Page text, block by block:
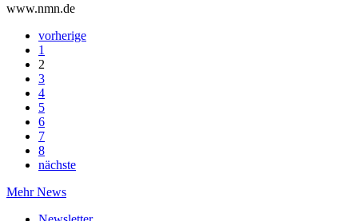
www.nmn.de
vorherige
1
2
3
4
5
6
7
8
nächste
Mehr News